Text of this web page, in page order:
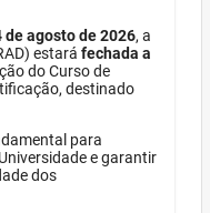
agosto de 2026, a
estará fechada a
do Curso de
destinado
para
e garantir
dos